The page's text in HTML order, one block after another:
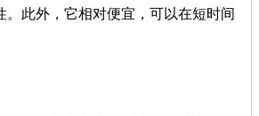
此外，它相对便宜，可以在短时间